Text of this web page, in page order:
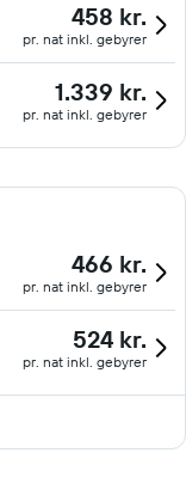
458 kr.
pr. nat inkl. gebyrer
1.339 kr.
pr. nat inkl. gebyrer
466 kr.
pr. nat inkl. gebyrer
524 kr.
pr. nat inkl. gebyrer